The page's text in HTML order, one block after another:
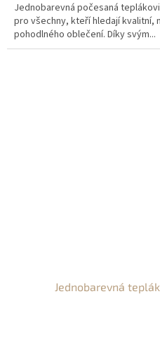
Jednobarevná počesaná
pro všechny, kteří hledají kvalitní,
pohodlného oblečení. Díky svým...
Jednobarevná